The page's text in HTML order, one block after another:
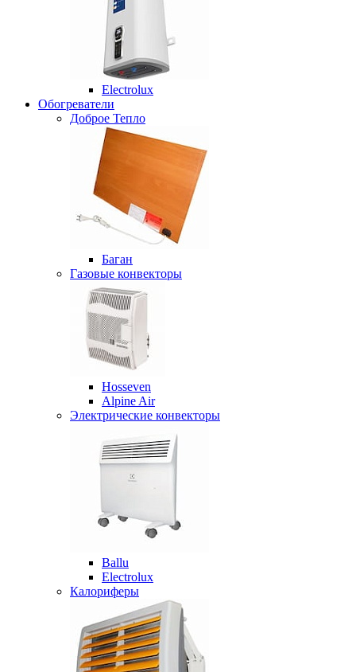
Electrolux
Обогреватели
Доброе Тепло
Баган
Газовые конвекторы
Hosseven
Alpine Air
Электрические конвекторы
Ballu
Electrolux
Калориферы